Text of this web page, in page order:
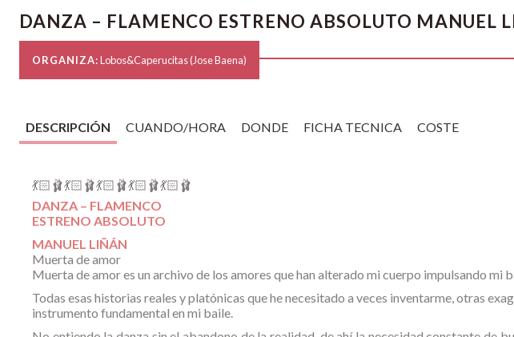
DANZA – FLAMENCO ESTRENO ABSOLUTO MANUEL
ORGANIZA:Lobos&Caperucitas (Jose Baena)
DESCRIPCIÓN CUANDO/HORA DONDE FICHA TECNICA COSTE
💃🏻🩰💃🏻🩰💃🏻🩰💃🏻🩰💃🏻🩰
DANZA – FLAMENCO
ESTRENO ABSOLUTO
MANUEL LIÑÁN
Muerta de amor
Muerta de amor es un archivo de los amores que han alterado mi cuerpo impulsando mi
Todas esas historias reales y platónicas que he necesitado a veces inventarme, otras
instrumento fundamental en mi baile.